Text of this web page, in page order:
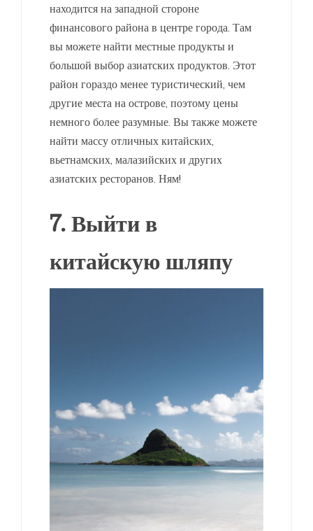
находится на западной стороне
финансового района в центре города. Там
вы можете найти местные продукты и
большой выбор азиатских продуктов. Этот
район гораздо менее туристический, чем
другие места на острове, поэтому цены
немного более разумные. Вы также можете
найти массу отличных китайских,
вьетнамских, малазийских и других
азиатских ресторанов. Ням!
7. Выйти в
китайскую шляпу